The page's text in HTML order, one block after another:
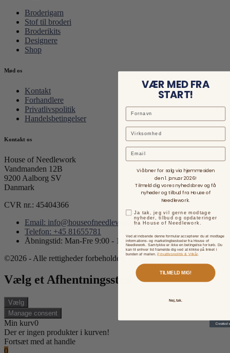
Broderigarn
Stof til broderi
Broderikits
Designere
Shop
Mød os
Kontakt
Forhandlere
Privatlivspolitik
Handelsbetingelser
Kontakt os
House of Needlework
Vandmanden 12B
9200 Aalborg SV
Danmark
CVR nr.: 45404366
Email: info@houseofneedlework.com
Telefon: +45 81655781
Åbningstid: Man-Fre 9:00 - 15:00
©2026 - Alle rettigheder forbeholdes.
Vælg et Afhentningssted
Vælg
Manage consent
Min kurv0
Der er ingen produkter i kurven!
Fortsæt med at handle
0
VÆR MED FRA
START!
Email
Vi åbner for salg via hjemmesiden
den 1. januar 2026!
Tilmeld dig vores nyhedsbrev og få
nyheder og tilbud fra House of
Needlework.
Ja tak, jeg vil gerne modtage
nyheder, tilbud og opdateringer
fra House of Needlework.
Ved at indsende denne formular accepterer du at modtage
informations- og marketingbeskeder fra House of
Needlework. Samtykke er ikke en betingelse for køb. Du
kan til enhver tid framelde dig ved at klikke på linket i
bunden af mailen.Privatlivspolitik & Vilkår.
TILMELD MIG!
Nej, tak.